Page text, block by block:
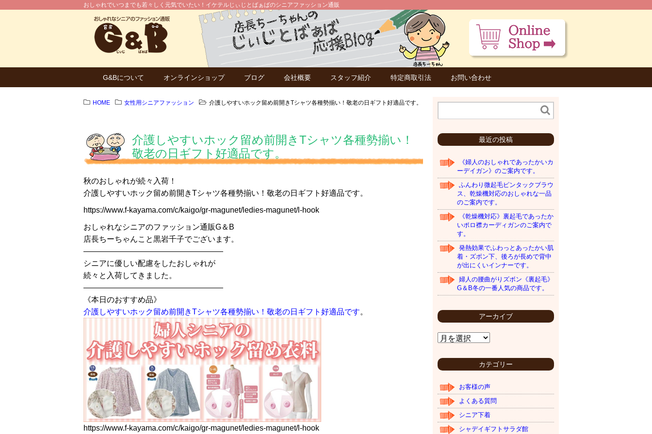
おしゃれでいつまでも若々しく元気でいたい！イケテルじぃじとばぁばのシニアファッション通販
G&Bについて オンラインショップ ブログ 会社概要 スタッフ紹介 特定商取引法 お問い合わせ
HOME 女性用シニアファッション 介護しやすいホック留め前開きTシャツ各種勢揃い！敬老の日ギフト好適品です。
介護しやすいホック留め前開きTシャツ各種勢揃い！
敬老の日ギフト好適品です。
秋のおしゃれが続々入荷！
介護しやすいホック留め前開きTシャツ各種勢揃い！敬老の日ギフト好適品です。
https://www.f-kayama.com/c/kaigo/gr-magunet/ledies-magunet/l-hook
おしゃれなシニアのファッション通販G＆B
店長ちーちゃんこと黒岩千子でございます。
——————————————————
シニアに優しい配慮をしたおしゃれが
続々と入荷してきました。
——————————————————
《本日のおすすめ品》
介護しやすいホック留め前開きTシャツ各種勢揃い！敬老の日ギフト好適品です。
https://www.f-kayama.com/c/kaigo/gr-magunet/ledies-magunet/l-hook
最近の投稿
《婦人のおしゃれであったかいカ
ーデイガン》のご案内です。
ふんわり微起毛ピンタックブラウ
ス、乾燥機対応のおしゃれな一品
のご案内です。
《乾燥機対応》裏起毛であったか
いポロ襟カーディガンのご案内で
す。
発熱効果でふわっとあったかい肌
着・ズボン下、後ろが長めで背中
が出にくいインナーです。
婦人の腰曲がりズボン《裏起毛》
G＆B冬の一番人気の商品です。
アーカイブ
ア
ー
イ
ブ
カテゴリー
お客様の声
よくある質問
シニア下着
シャデイギフトサラダ館